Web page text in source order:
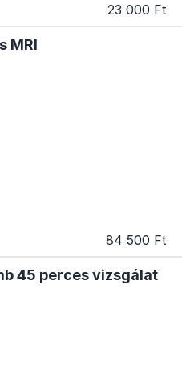
23 000 Ft
MRI
84 500 Ft
45 perces vizsgálat